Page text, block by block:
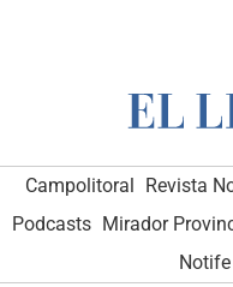
Campolitoral Revista
Podcasts Mirador
Notife